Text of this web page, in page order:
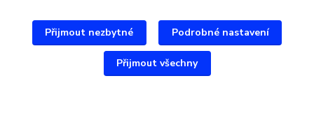
info@vysivanyobchudek.cz
Přijmout nezbytné Podrobné nastavení
Přijmout všechny